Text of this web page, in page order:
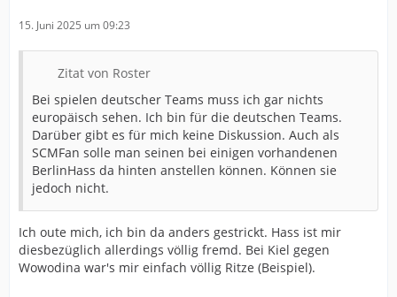
15. Juni 2025 um 09:23
Zitat von Roster
Bei spielen deutscher Teams muss ich gar nichts
europäisch sehen. Ich bin für die deutschen Teams.
Darüber gibt es für mich keine Diskussion. Auch als
SCMFan solle man seinen bei einigen vorhandenen
BerlinHass da hinten anstellen können. Können sie
jedoch nicht.
Ich oute mich, ich bin da anders gestrickt. Hass ist mir
diesbezüglich allerdings völlig fremd. Bei Kiel gegen
Wowodina war's mir einfach völlig Ritze (Beispiel).